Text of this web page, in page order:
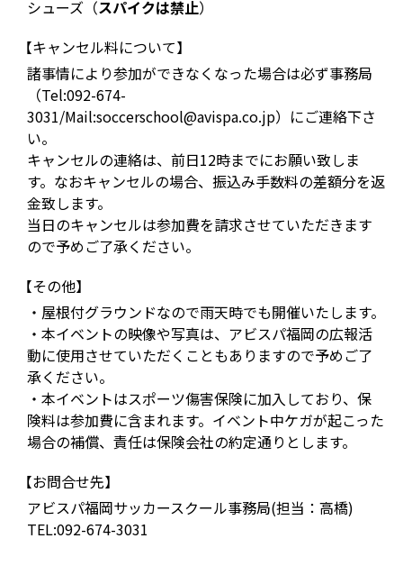
シューズ（スパイクは禁止）
【キャンセル料について】
諸事情により参加ができなくなった場合は必ず事務局
（Tel:092-674-
3031/Mail:soccerschool@avispa.co.jp）にご連絡下さ
い。
キャンセルの連絡は、前日12時までにお願い致しま
す。なおキャンセルの場合、振込み手数料の差額分を返
金致します。
当日のキャンセルは参加費を請求させていただきます
ので予めご了承ください。
【その他】
・屋根付グラウンドなので雨天時でも開催いたします。
・本イベントの映像や写真は、アビスパ福岡の広報活
動に使用させていただくこともありますので予めご了
承ください。
・本イベントはスポーツ傷害保険に加入しており、保
険料は参加費に含まれます。イベント中ケガが起こった
場合の補償、責任は保険会社の約定通りとします。
【お問合せ先】
アビスパ福岡サッカースクール事務局(担当：高橋)
TEL:092-674-3031